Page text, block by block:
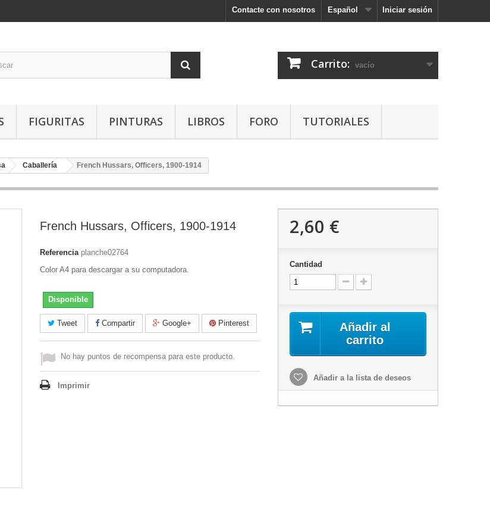
Iniciar sesión
Español
Contacte con nosotros
Carrito: vacío
FIGURITAS PINTURAS LIBROS FORO TUTORIALES
Caballería French Hussars, Officers, 1900-1914
French Hussars, Officers, 1900-1914
Referencia planche02764
Color A4 para descargar a su computadora.
Disponible
Tweet Compartir Google+ Pinterest
No hay puntos de recompensa para este producto.
Imprimir
2,60 €
Cantidad
Añadir al
carrito
Añadir a la lista de deseos